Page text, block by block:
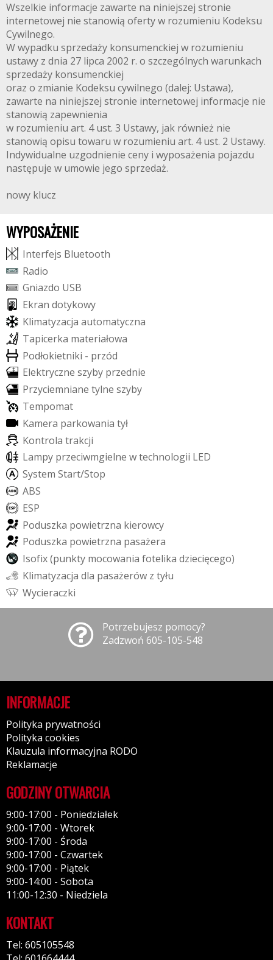
Wszelkie informacje zawarte na niniejszej stronie
internetowej nie stanowią oferty w rozumieniu Kodeksu
Cywilnego.
W wypadku sprzedaży konsumenckiej w rozumieniu
ustawy z dnia 27 lipca 2002 r. o szczególnych warunkach
sprzedaży konsumenckiej
oraz o zmianie Kodeksu cywilnego (dalej: Ustawa),
zawarte na niniejszej stronie internetowej informacje nie
stanowią zapewnienia
w rozumieniu art. 4 ust. 3 Ustawy, jak również nie
stanowią opisu towaru w rozumieniu art. 4 ust. 2 Ustawy.
Indywidualne uzgodnienie ceny i wyposażenia pojazdu
następuje w umowie jego sprzedaż.
nowy klucz
WYPOSAŻENIE
Interfejs Bluetooth
Radio
Gniazdo USB
Ekran dotykowy
Klimatyzacja automatyczna
Tapicerka materiałowa
Podłokietniki - przód
Elektryczne szyby przednie
Przyciemniane tylne szyby
Tempomat
Kamera parkowania tył
Kontrola trakcji
Lampy przeciwmgielne wtechnologii LED
System Start/Stop
ABS
ESP
Poduszka powietrzna kierowcy
Poduszka powietrzna pasażera
Isofix(punkty mocowania fotelika dziecięcego)
Klimatyzacja dla pasażerów z tyłu
Wycieraczki
Potrzebujesz pomocy?
Zadzwoń 605-105-548
INFORMACJE
Polityka prywatności
Polityka cookies
Klauzula informacyjna RODO
Reklamacje
GODZINY OTWARCIA
9:00-17:00 - Poniedziałek
9:00-17:00 - Wtorek
9:00-17:00 - Środa
9:00-17:00 - Czwartek
9:00-17:00 - Piątek
9:00-14:00 - Sobota
11:00-12:30 - Niedziela
KONTAKT
Tel: 605105548